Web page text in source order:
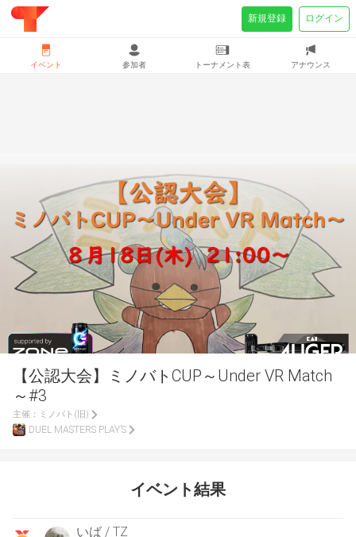
【公認大会】ミノバトCUP～Under VR Match
～#3
主催： ミノバト(旧)
DUEL MASTERS PLAY’S
イベント結果
いば / TZ
イベント 参加者 トーナメント表 アナウンス
新規登録 ログイン